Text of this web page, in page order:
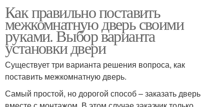
Как правильно поставить
межкомнатную дверь своими
руками. Выбор варианта
установки двери
Существует три варианта решения вопроса, как
поставить межкомнатную дверь.
Самый простой, но дорогой способ – заказать дверь